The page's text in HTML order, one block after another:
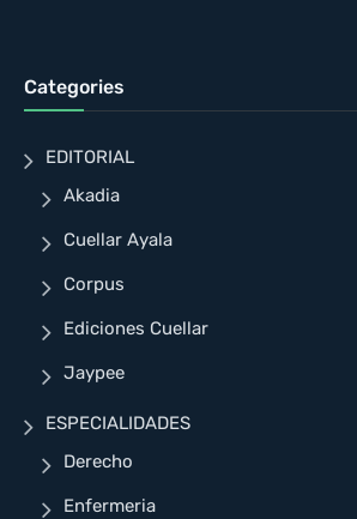
Categories
EDITORIAL
Akadia
Cuellar Ayala
Corpus
Ediciones Cuellar
Jaypee
ESPECIALIDADES
Derecho
Enfermeria